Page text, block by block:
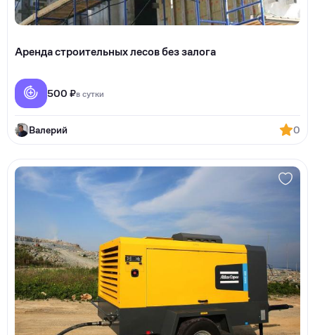
Аренда строительных лесов без залога
500 ₽в сутки
Валерий 0